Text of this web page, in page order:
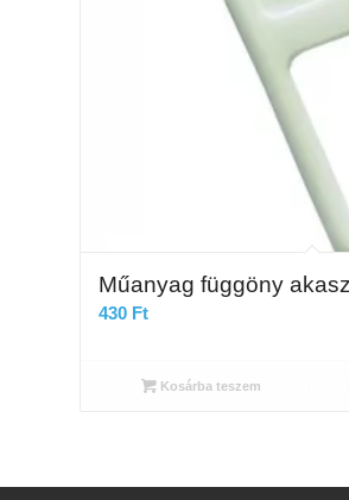
Műanyag függöny
430 Ft
Kosárba teszem